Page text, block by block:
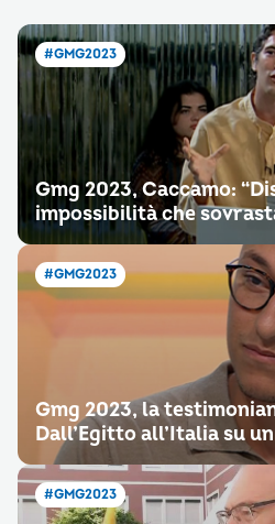
#GMG2023
Gmg 2023, Caccamo:
impossibilità che
#GMG2023
Gmg 2023, la
Dall’Egitto all’Italia su
#GMG2023